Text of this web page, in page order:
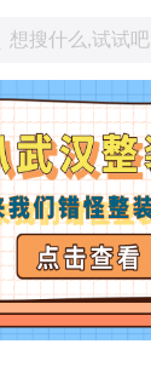
想搜什么,试试吧